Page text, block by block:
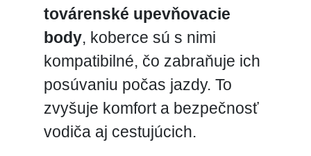
továrenské upevňovacie
body, koberce sú s nimi
kompatibilné, čo zabraňuje ich
posúvaniu počas jazdy. To
zvyšuje komfort a bezpečnosť
vodiča aj cestujúcich.